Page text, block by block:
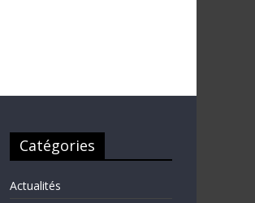
Catégories
Actualités